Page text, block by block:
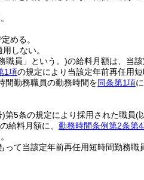
める。
しない。
職員」という。)の給料月額は、当
1項の規定により当該定年前再任用
間勤務職員の勤務時間を同条第1項
)第5条の規定により採用された職員(
給料月額に、 勤務時間条例第2条第
て当該定年前再任用短時間勤務職